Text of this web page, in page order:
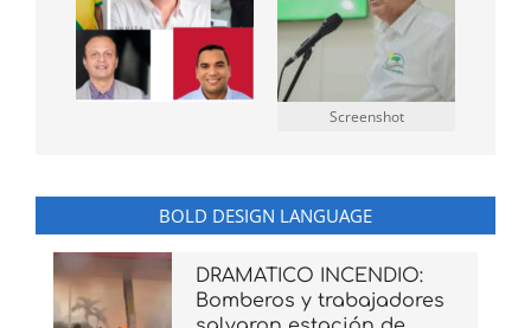
Screenshot
BOLD DESIGN LANGUAGE
DRAMATICO INCENDIO:
Bomberos y trabajadores